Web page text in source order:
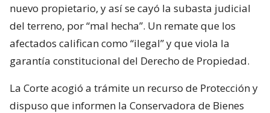
nuevo propietario, y así se cayó la subasta judicial
del terreno, por “mal hecha”. Un remate que los
afectados califican como “ilegal” y que viola la
garantía constitucional del Derecho de Propiedad.
La Corte acogió a trámite un recurso de Protección y
dispuso que informen la Conservadora de Bienes